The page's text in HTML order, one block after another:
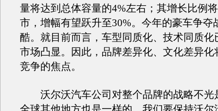
量将达到总体容量的4%左右；其增长比例
市，增幅有望跃升至30%。今年的豪车争夺
酷。就目前而言，车型同质化、技术同质化
市场凸显。因此，品牌差异化、文化差异化
竞争的焦点。
沃尔沃汽车公司对整个品牌的战略不光